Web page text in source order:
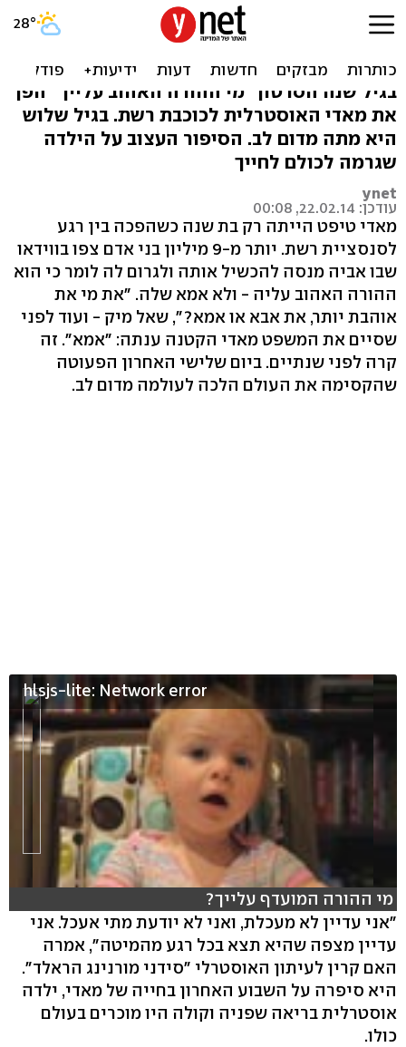
'אמא, אמא'. מתה הילדה
שהקסימה את העולם
בגיל שנה הסרטון "מי ההורה האהוב עלייך" הפך
את מאדי האוסטרלית לכוכבת רשת. בגיל שלוש
היא מתה מדום לב. הסיפור העצוב על הילדה
שגרמה לכולם לחייך
ynet
עודכן: 22.02.14, 00:08
מאדי טיפט הייתה רק בת שנה כשהפכה בין רגע
לסנסציית רשת. יותר מ-9 מיליון בני אדם צפו בווידאו
שבו אביה מנסה להכשיל אותה ולגרום לה לומר כי הוא
ההורה האהוב עליה - ולא אמא שלה. "את מי את
אוהבת יותר, את אבא או אמא?", שאל מיק - ועוד לפני
שסיים את המשפט מאדי הקטנה ענתה: "אמא". זה
קרה לפני שנתיים. ביום שלישי האחרון הפעוטה
שהקסימה את העולם הלכה לעולמה מדום לב.
hlsjs-lite: Network error
מי ההורה המועדף עלייך?
"אני עדיין לא מעכלת, ואני לא יודעת מתי אעכל. אני
עדיין מצפה שהיא תצא בכל רגע מהמיטה", אמרה
האם קרין לעיתון האוסטרלי "סידני מורנינג הראלד".
היא סיפרה על השבוע האחרון בחייה של מאדי, ילדה
אוסטרלית בריאה שפניה וקולה היו מוכרים בעולם
כולו.